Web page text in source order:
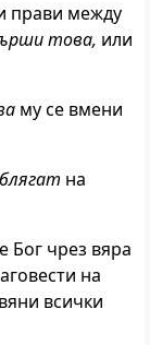
прави между
това, или
му се вмени
на
Бог чрез вяра
на
всички